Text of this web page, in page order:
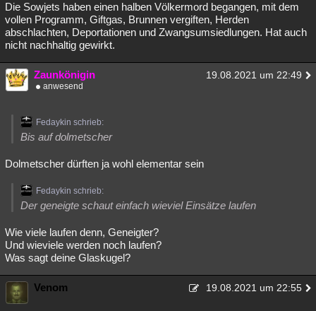
Die Sowjets haben einen halben Völkermord begangen, mit dem
vollen Programm, Giftgas, Brunnen vergiften, Herden
abschlachten, Deportationen und Zwangsumsiedlungen. Hat auch
nicht nachhaltig gewirkt.
Zaunkönigin 19.08.2021 um 22:49
anwesend
Fedaykin schrieb:
Bis auf dolmetscher
Dolmetscher dürften ja wohl elementar sein
Fedaykin schrieb:
Der geneigte schaut einfach wieviel Einsätze laufen
Wie viele laufen denn, Geneigter?
Und wieviele werden noch laufen?
Was sagt deine Glaskugel?
Venom 19.08.2021 um 22:55